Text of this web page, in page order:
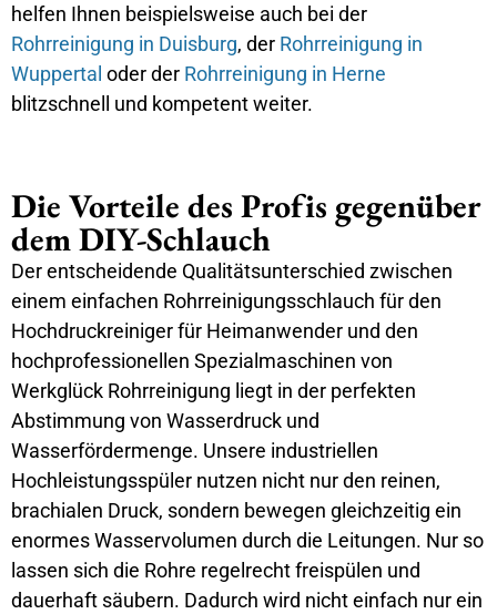
helfen Ihnen beispielsweise auch bei der
Rohrreinigung in Duisburg, der Rohrreinigung in
Wuppertal oder der Rohrreinigung in Herne
blitzschnell und kompetent weiter.
Die Vorteile des Profis gegenüber
dem DIY-Schlauch
Der entscheidende Qualitätsunterschied zwischen
einem einfachen Rohrreinigungsschlauch für den
Hochdruckreiniger für Heimanwender und den
hochprofessionellen Spezialmaschinen von
Werkglück Rohrreinigung liegt in der perfekten
Abstimmung von Wasserdruck und
Wasserfördermenge. Unsere industriellen
Hochleistungsspüler nutzen nicht nur den reinen,
brachialen Druck, sondern bewegen gleichzeitig ein
enormes Wasservolumen durch die Leitungen. Nur so
lassen sich die Rohre regelrecht freispülen und
dauerhaft säubern. Dadurch wird nicht einfach nur ein